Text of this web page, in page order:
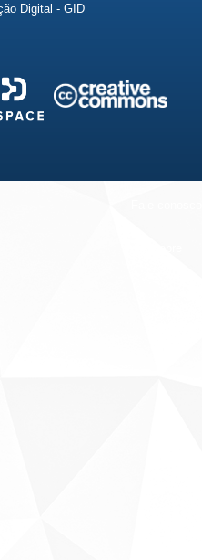
Digital - GID